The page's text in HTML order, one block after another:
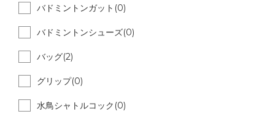
バドミントンガット(0)
バドミントンシューズ(0)
バッグ(2)
グリップ(0)
水鳥シャトルコック(0)